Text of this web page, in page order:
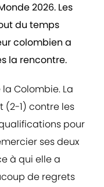
2026. Les
du temps
colombien a
la rencontre.
Colombie. La
(2-1) contre les
pour
ses deux
à qui elle a
de regrets